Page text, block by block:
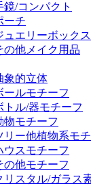
/コンパクト
チ
エリーボック
他メイク用品
的立体
ルモチーフ
ル/器モチーフ
モチーフ
ー他植物系モ
スモチーフ
他モチーフ
スタル/ガラス